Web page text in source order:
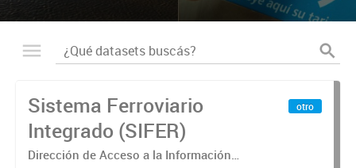
Sistema Ferroviario
Integrado (SIFER)
Dirección de Acceso a la Información
otro